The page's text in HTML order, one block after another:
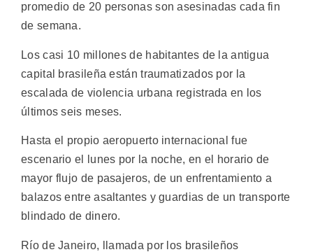
promedio de 20 personas son asesinadas cada fin
de semana.
Los casi 10 millones de habitantes de la antigua
capital brasileña están traumatizados por la
escalada de violencia urbana registrada en los
últimos seis meses.
Hasta el propio aeropuerto internacional fue
escenario el lunes por la noche, en el horario de
mayor flujo de pasajeros, de un enfrentamiento a
balazos entre asaltantes y guardias de un transporte
blindado de dinero.
Río de Janeiro, llamada por los brasileños